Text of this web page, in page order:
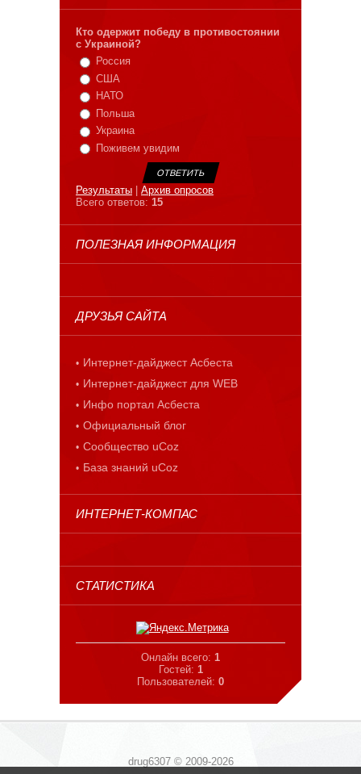
Кто одержит победу в противостоянии
с Украиной?
Россия
США
НАТО
Польша
Украина
Поживем увидим
Результаты
Архив опросов
Всего ответов: 15
ПОЛЕЗНАЯ ИНФОРМАЦИЯ
ДРУЗЬЯ САЙТА
Интернет-дайджест Асбеста
Интернет-дайджест для WEB
Инфо портал Асбеста
Официальный блог
Сообщество uCoz
База знаний uCoz
ИНТЕРНЕТ-КОМПАС
СТАТИСТИКА
Онлайн всего: 1
Гостей: 1
Пользователей: 0
drug6307 © 2009-2026